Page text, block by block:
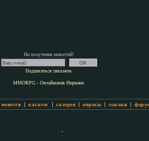
На получение новостей!
Подписаться письмом
MMORPG - Онлайновая Нирвана
новости | каталог | галерея | опросы | ссылки |